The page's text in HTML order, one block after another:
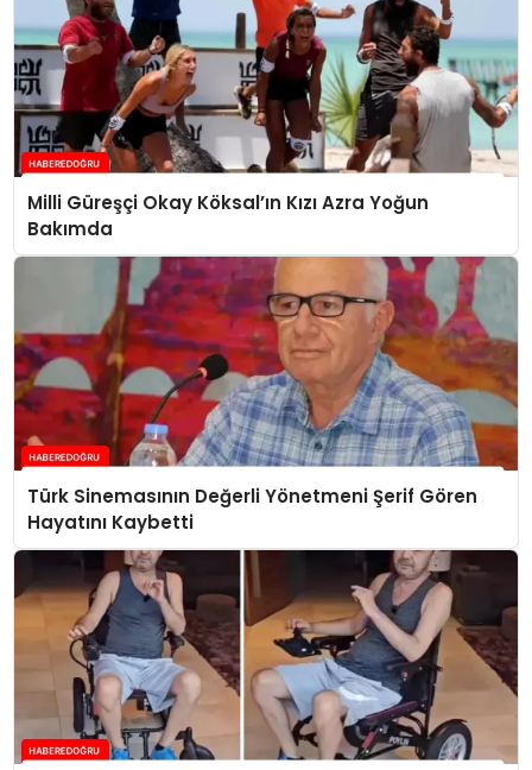
Milli Güreşçi Okay Köksal’ın Kızı Azra Yoğun
Bakımda
Türk Sinemasının Değerli Yönetmeni Şerif Gören
Hayatını Kaybetti